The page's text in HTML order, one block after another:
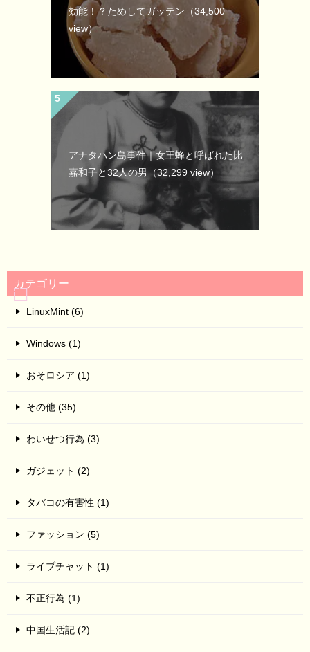
効能！？ためしてガッテン （34,500
view）
アナタハン島事件｜女王蜂と呼ばれた比
嘉和子と32人の男（32,299 view）
カテゴリー
LinuxMint (6)
Windows (1)
おそロシア (1)
その他 (35)
わいせつ行為 (3)
ガジェット (2)
タバコの有害性 (1)
ファッション (5)
ライブチャット (1)
不正行為 (1)
中国生活記 (2)